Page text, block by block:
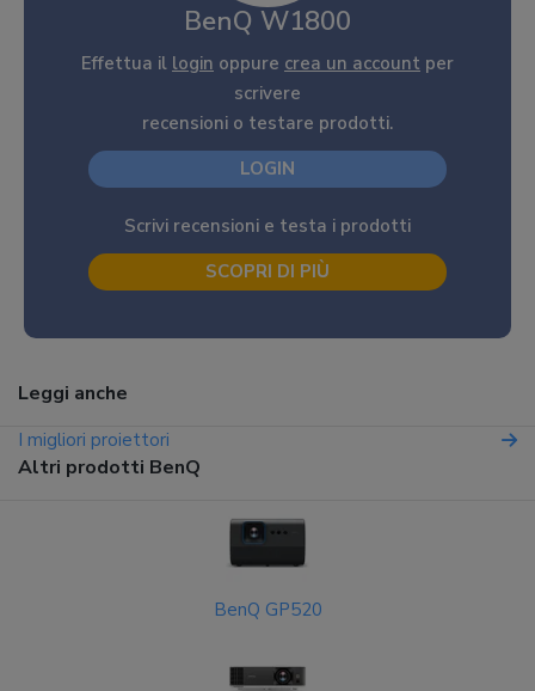
BenQ W1800
Effettua il login oppure crea un account per
scrivere
recensioni o testare prodotti.
LOGIN
Scrivi recensioni e testa i prodotti
SCOPRI DI PIÙ
Leggi anche
I migliori proiettori
Altri prodotti BenQ
BenQ GP520